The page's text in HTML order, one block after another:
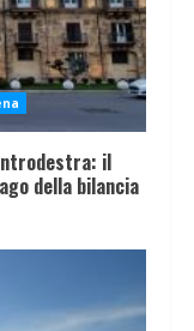
il
della bilancia